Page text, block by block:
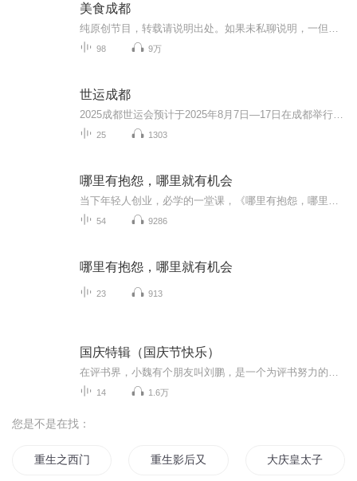
美食成都
98 9万
世运成都
25 1303
哪里有抱怨，哪里就有机会
54 9286
哪里有抱怨，哪里就有机会
23 913
国庆特辑（国庆节快乐）
14 1.6万
您是不是在找：
重生之西门庆 重生影后又耍赖了 大庆皇太子